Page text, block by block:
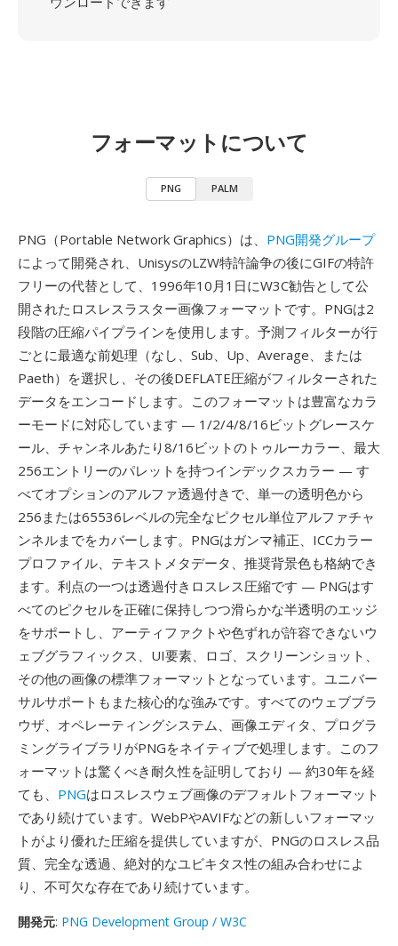
フォーマットについて
PNG PALM
PNG（Portable Network Graphics）は、 PNG開発グループ
によって開発され、UnisysのLZW特許論争の後にGIFの特許
フリーの代替として、1996年10月1日にW3C勧告として公
開されたロスレスラスター画像フォーマットです。PNGは2
段階の圧縮パイプラインを使用します。予測フィルターが行
ごとに最適な前処理（なし、Sub、Up、Average、または
Paeth）を選択し、その後DEFLATE圧縮がフィルターされた
データをエンコードします。このフォーマットは豊富なカラ
ーモードに対応しています — 1/2/4/8/16ビットグレースケ
ール、チャンネルあたり8/16ビットのトゥルーカラー、最大
256エントリーのパレットを持つインデックスカラー — す
べてオプションのアルファ透過付きで、単一の透明色から
256または65536レベルの完全なピクセル単位アルファチャ
ンネルまでをカバーします。PNGはガンマ補正、ICCカラー
プロファイル、テキストメタデータ、推奨背景色も格納でき
ます。利点の一つは透過付きロスレス圧縮です — PNGはす
べてのピクセルを正確に保持しつつ滑らかな半透明のエッジ
をサポートし、アーティファクトや色ずれが許容できないウ
ェブグラフィックス、UI要素、ロゴ、スクリーンショット、
その他の画像の標準フォーマットとなっています。ユニバー
サルサポートもまた核心的な強みです。すべてのウェブブラ
ウザ、オペレーティングシステム、画像エディタ、プログラ
ミングライブラリがPNGをネイティブで処理します。このフ
ォーマットは驚くべき耐久性を証明しており — 約30年を経
ても、 PNGはロスレスウェブ画像のデフォルトフォーマット
であり続けています。WebPやAVIFなどの新しいフォーマッ
トがより優れた圧縮を提供していますが、PNGのロスレス品
質、完全な透過、絶対的なユビキタス性の組み合わせによ
り、不可欠な存在であり続けています。
開発元: PNG Development Group / W3C